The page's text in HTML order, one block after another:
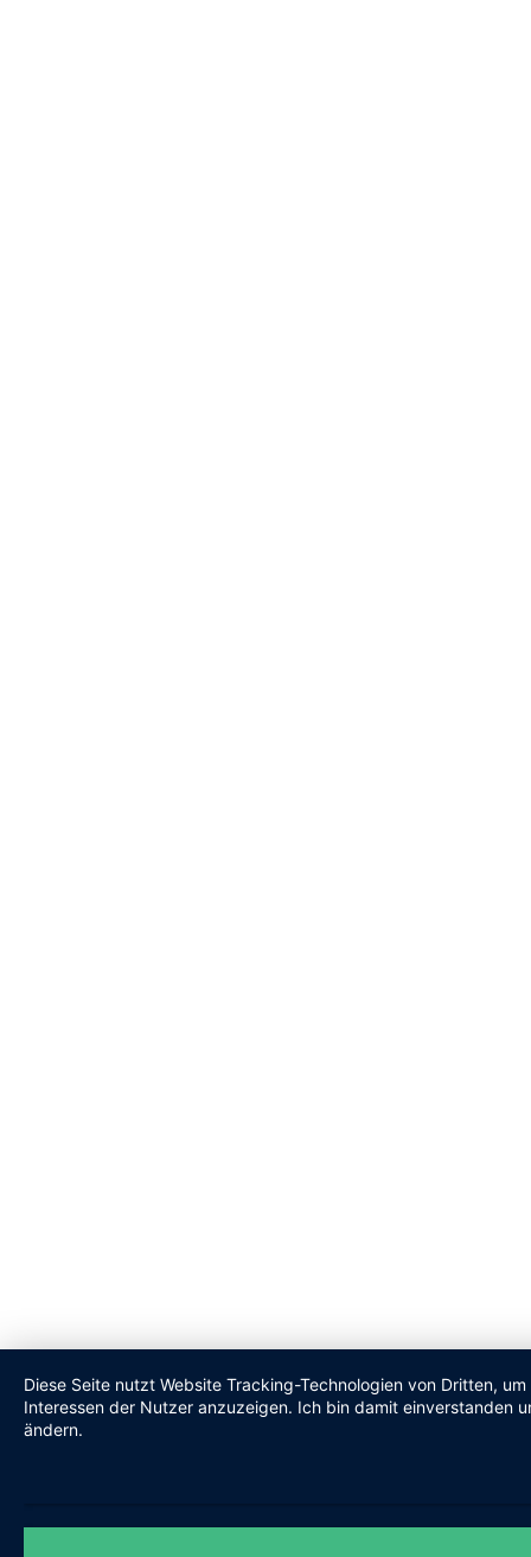
Diese Seite nutzt Website Tracking-Technologien von Dritten,
Interessen der Nutzer anzuzeigen. Ich bin damit einverstanden
ändern.